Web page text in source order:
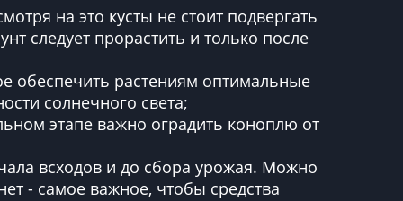
на это кусты не стоит подвергать
следует прорастить и только после
обеспечить растениям оптимальные
солнечного света;
этапе важно оградить коноплю от
всходов и до сбора урожая. Можно
- самое важное, чтобы средства